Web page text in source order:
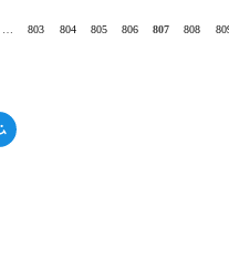
803 804 805 806 807 808